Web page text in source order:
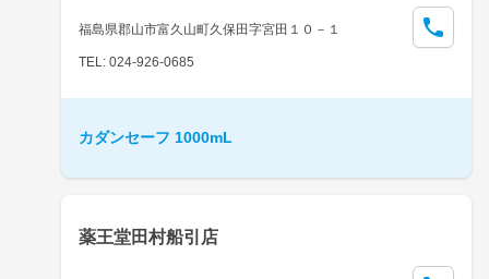
福島県郡山市富久山町久保田字宮田１０－１
TEL: 024-926-0685
カダンセーフ 1000mL
薬王堂田村船引店